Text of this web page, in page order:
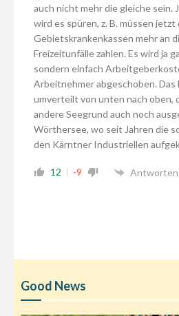
auch nicht mehr die gleiche sein.
wird es spüren, z. B. müssen jetzt
Gebietskrankenkassen mehr an
Freizeitunfälle zahlen. Es wird ja
sondern einfach
Arbeitnehmer abgeschoben. Das
umverteilt von unten nach oben,
andere Seegrund auch noch
Wörthersee, wo seit Jahren die
den Kärntner Industriellen
12 -9 Antworten
Good News